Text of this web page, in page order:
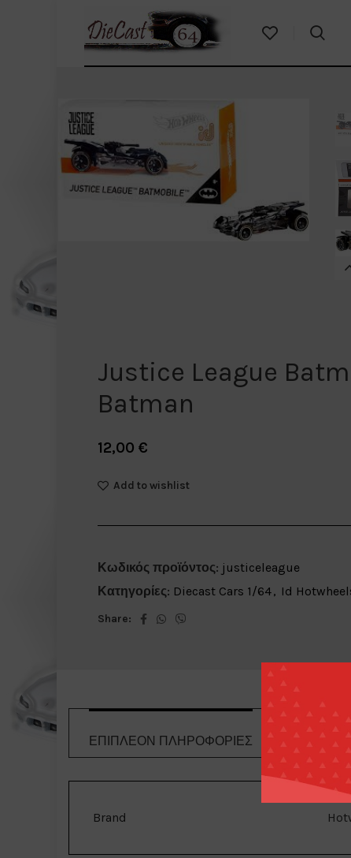
Justice League
Batman
12,00 €
Add to wishlist
Κωδικός προϊόντος: justiceleague
Κατηγορίες: Diecast Cars 1/64, Id
Share:
ΕΠΙΠΛΈΟΝ ΠΛΗΡΟΦΟΡΊΕΣ ΤΡΌΠΟΙ
Brand